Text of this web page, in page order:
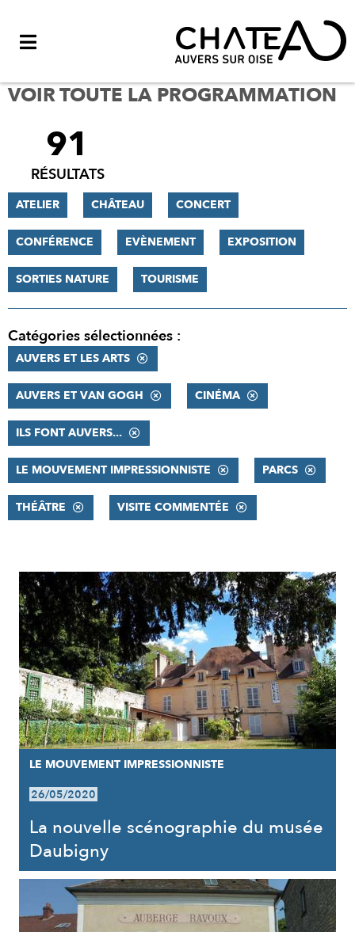
VOIR TOUTE LA PROGRAMMATION
FILTRER
RÉSULTATS
91
RÉSULTATS
ATELIER CHÂTEAU CONCERT
CONFÉRENCE EVÈNEMENT EXPOSITION
SORTIES NATURE TOURISME
Catégories sélectionnées :
AUVERS ET LES ARTS
AUVERS ET VAN GOGH CINÉMA
ILS FONT AUVERS...
LE MOUVEMENT IMPRESSIONNISTE PARCS
THÉÂTRE VISITE COMMENTÉE
RÉSULTATS
LE MOUVEMENT IMPRESSIONNISTE
26/05/2020
La nouvelle scénographie du musée
Daubigny